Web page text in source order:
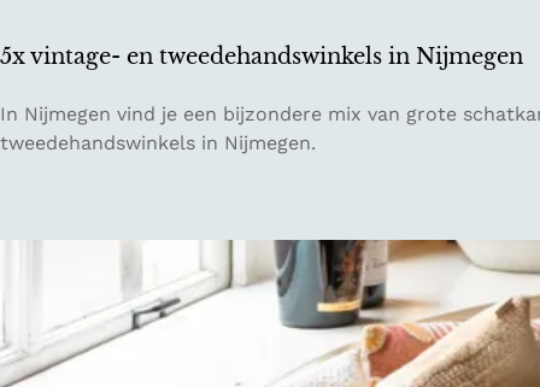
e
t
5x vintage- en tweedehandswinkels in Nijmegen
5
x
e
-
In Nijmegen vind je een bijzondere mix van grote
tweedehandswinkels in Nijmegen.